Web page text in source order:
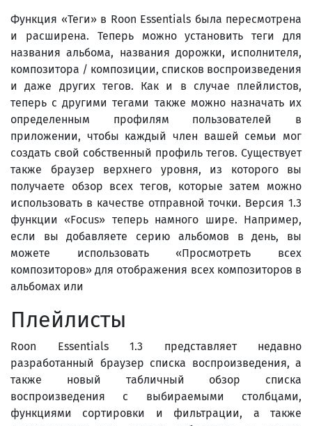
Функция «Теги» в Roon Essentials была пересмотрена
и расширена. Теперь можно установить теги для
названия альбома, названия дорожки, исполнителя,
композитора / композиции, списков воспроизведения
и даже других тегов. Как и в случае плейлистов,
теперь с другими тегами также можно назначать их
определенным профилям пользователей в
приложении, чтобы каждый член вашей семьи мог
создать свой собственный профиль тегов. Существует
также браузер верхнего уровня, из которого вы
получаете обзор всех тегов, которые затем можно
использовать в качестве отправной точки. Версия 1.3
функции «Focus» теперь намного шире. Например,
если вы добавляете серию альбомов в день, вы
можете использовать «Просмотреть всех
композиторов» для отображения всех композиторов в
альбомах или
Плейлисты
Roon Essentials 1.3 представляет недавно
разработанный браузер списка воспроизведения, а
также новый табличный обзор списка
воспроизведения с выбираемыми столбцами,
функциями сортировки и фильтрации, а также